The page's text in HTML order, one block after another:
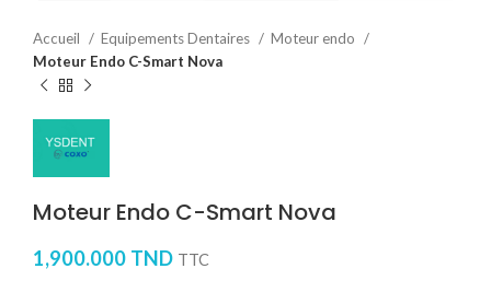
Accueil Equipements Dentaires
Moteur endo
Moteur Endo C-Smart Nova
Moteur Endo C-Smart Nova
1,900.000 TND TTC